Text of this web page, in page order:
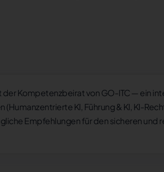
der Kompetenzbeirat von GO-ITC — ein
KI, Führung & KI, KI-
Empfehlungen für den sicheren